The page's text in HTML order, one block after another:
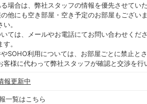
場合は、弊社スタッフの情報を優先させていた
他にも空き部屋・空き予定のお部屋もござい
。
ては、メールやお電話にてお問い合わせくだ
。
SOHO利用については、お部屋ごとに禁止と
様に代わって弊社スタッフが確認と交渉を行
報更新中
一覧はこちら